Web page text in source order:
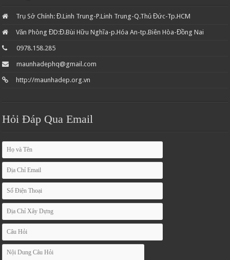
Trụ Sở Chính: Đ.Linh Trung-P.Linh Trung-Q.Thủ Đức-Tp.HCM
Văn Phòng ĐD:Đ.Bùi Hữu Nghĩa-p.Hóa An-tp.Biên Hòa-Đồng Nai
0978.158.285
maunhadephq@gmail.com
http://maunhadep.org.vn
Hỏi Đáp Qua Email